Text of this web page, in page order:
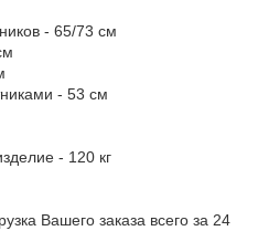
- 65/73 см
- 53 см
- 120 кг
Вашего заказа всего за 24